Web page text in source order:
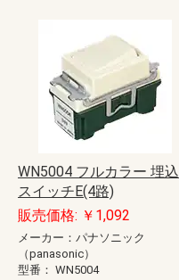
WN5004 フルカラー 埋込
スイッチE(4路)
販売価格: ￥1,092
メーカー：パナソニック
（panasonic）
型番： WN5004